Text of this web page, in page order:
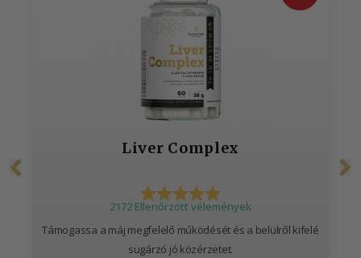
Liver Complex
2172 Ellenőrzött vélemények
Támogassa a máj megfelelő működését és a belülről kifelé
sugárzó jó közérzetet.